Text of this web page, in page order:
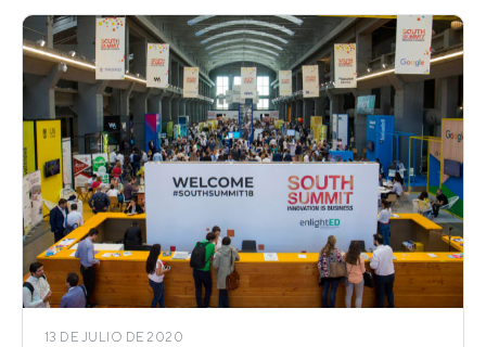
13 DE JULIO DE 2020